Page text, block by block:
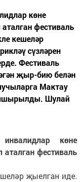
көне
фестиваль
кешеләр
сүзләрен
Фестиваль
җыр-бию белән
Мактау
Шулай
көне
фестиваль
җыелган иде.